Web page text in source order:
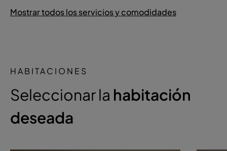
Mostrar todos los servicios y comodidades
HABITACIONES
Seleccionar la habitación
deseada